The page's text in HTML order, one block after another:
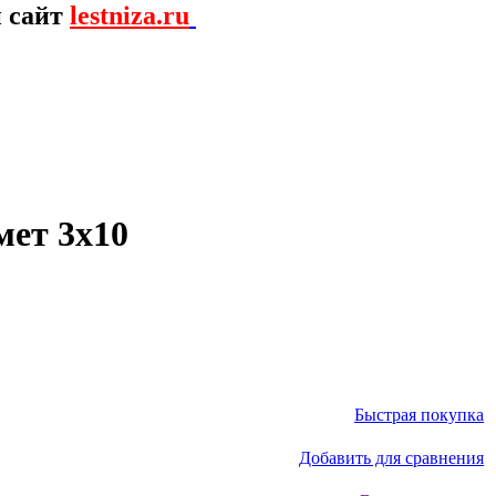
lestniza.ru
3х10
Быстрая покупка
Добавить для сравнения